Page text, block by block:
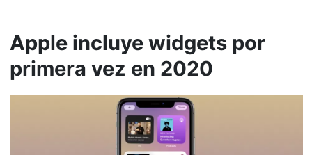
Apple incluye widgets por
primera vez en 2020